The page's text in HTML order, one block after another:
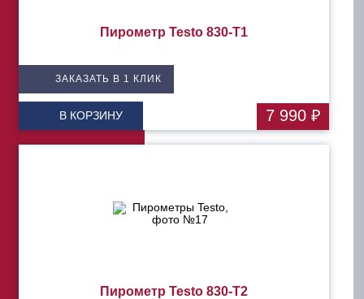
Пирометр Testo 830-T1
ЗАКАЗАТЬ В 1 КЛИК
В КОРЗИНУ 7 990 ₽
Пирометр Testo 830-T2